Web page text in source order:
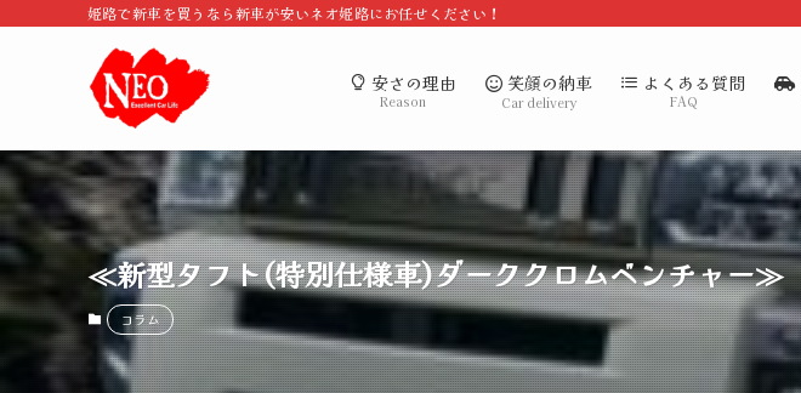
姫路で新車を買うなら新車が安いネオ姫路にお任せください！
安さの理由
Reason
笑顔の納車
Car delivery
よくある質問
FAQ
≪新型タフト(特別仕様車)ダーククロムベンチャー≫
コラム